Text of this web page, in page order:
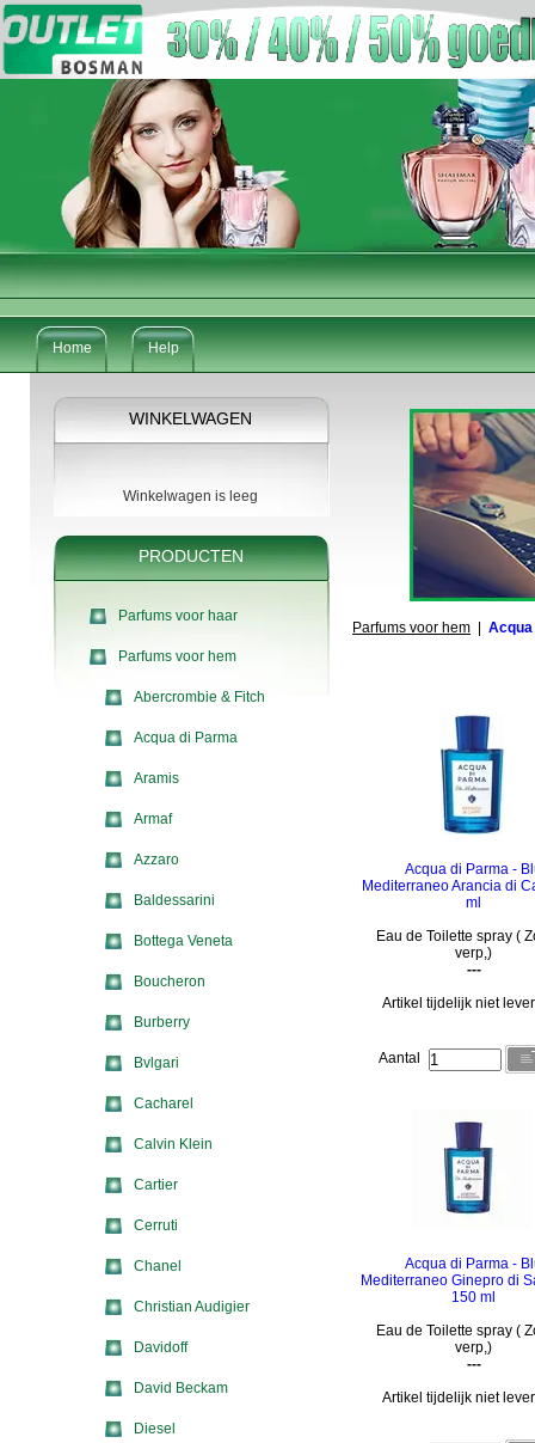
Home Help
WINKELWAGEN
Winkelwagen is leeg
PRODUCTEN
Parfums voor haar
Parfums voor hem
Abercrombie & Fitch
Acqua di Parma
Aramis
Armaf
Azzaro
Baldessarini
Bottega Veneta
Boucheron
Burberry
Bvlgari
Cacharel
Calvin Klein
Cartier
Cerruti
Chanel
Christian Audigier
Davidoff
David Beckam
Diesel
Parfums voor hem Acqua
Acqua di Parma -
Mediterraneo Arancia di
ml
Eau de Toilette spray (
verp,)
---
Artikel tijdelijk niet
Aantal
Acqua di Parma -
Mediterraneo Ginepro di
150 ml
Eau de Toilette spray (
verp,)
---
Artikel tijdelijk niet